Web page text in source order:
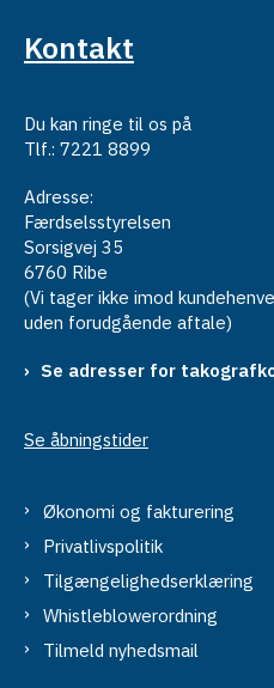
Kontakt
Du kan ringe til os på
Tlf.: 7221 8899
Adresse:
Færdselsstyrelsen
Sorsigvej 35
6760 Ribe
(Vi tager ikke imod
uden forudgående aftale)
Se adresser for
Se åbningstider
Økonomi og fakturering
Privatlivspolitik
Tilgængelighedserklæring
Whistleblowerordning
Tilmeld nyhedsmail